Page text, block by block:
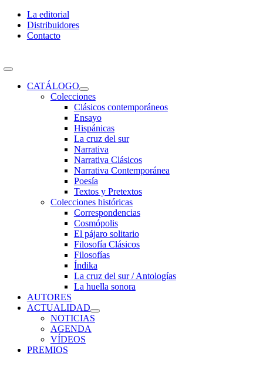
Skip
content
La editorial
Distribuidores
Contacto
Toggle
NavigationCATÁLOGO
Colecciones
Clásicos contemporáneos
Ensayo
Hispánicas
La cruz del sur
Narrativa
Narrativa Clásicos
Narrativa Contemporánea
Poesía
Textos y Pretextos
Colecciones históricas
Correspondencias
Cosmópolis
El pájaro solitario
Filosofía Clásicos
Filosofías
Índika
La cruz del sur / Antologías
La huella sonora
AUTORES
ACTUALIDAD
NOTICIAS
AGENDA
VÍDEOS
PREMIOS